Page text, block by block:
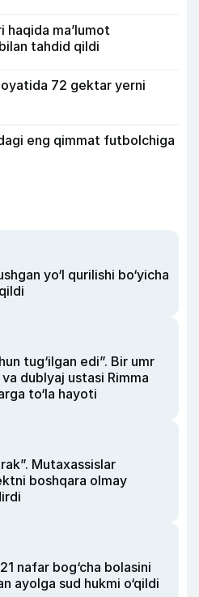
haqida ma’lumot
tahdid qildi
72 gektar yerni
eng qimmat futbolchiga
yo‘l qurilishi bo‘yicha
tug‘ilgan edi”. Bir umr
dublyaj ustasi Rimma
to‘la hayoti
Mutaxassislar
boshqara olmay
nafar bog‘cha bolasini
ayolga sud hukmi o‘qildi